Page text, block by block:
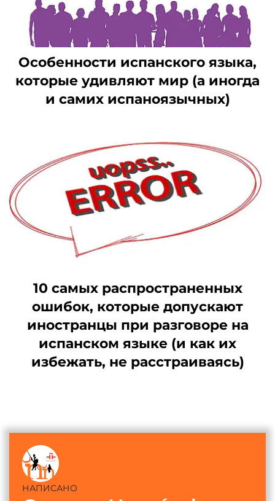
Особенности испанского языка,
которые удивляют мир (а иногда
и самих испаноязычных)
10 самых распространенных
ошибок, которые допускают
иностранцы при разговоре на
испанском языке (и как их
избежать, не расстраиваясь)
НАПИСАНО